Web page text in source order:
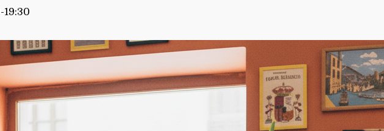
-19:30